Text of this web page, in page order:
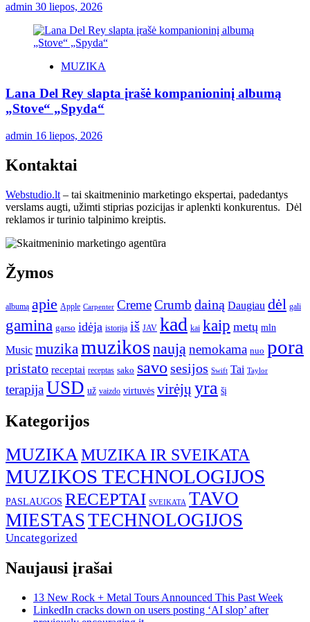
admin 30 liepos, 2026
MUZIKA
Lana Del Rey slapta įrašė kompanioninį albumą
„Stove“ „Spyda“
admin 16 liepos, 2026
Kontaktai
Webstudio.lt – tai skaitmeninio marketingo ekspertai, padedantys
verslams augti, užimti stiprias pozicijas ir aplenkti konkurentus. Dėl
reklamos ir turinio talpinimo kreiptis.
Žymos
albumą apie Apple Carpenter CremeCrumb dainą Daugiau dėl gali
gamina garso idėja istorija iš JAV kad kai kaip metų mln
Music muzika muzikosnaują nemokama nuo pora
pristato receptai receptas sako savo sesijos Swift Tai Taylor
terapijaUSD už vaizdo virtuvės virėjų yra šį
Kategorijos
MUZIKAMUZIKA IR SVEIKATA
MUZIKOS TECHNOLOGIJOS
PASLAUGOS RECEPTAI SVEIKATA TAVO
MIESTASTECHNOLOGIJOS
Uncategorized
Naujausi įrašai
13 New Rock + Metal Tours Announced This Past Week
LinkedIn cracks down on users posting ‘AI slop’ after